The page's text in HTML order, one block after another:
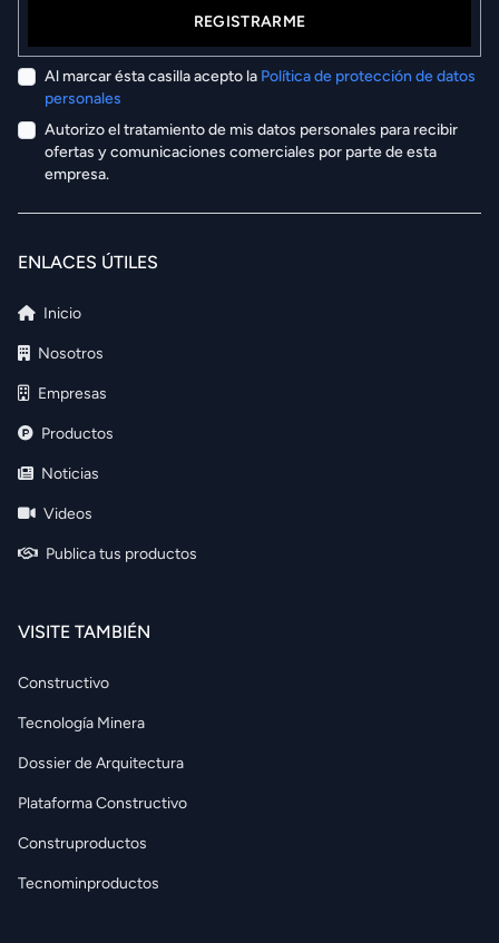
REGISTRARME
Al marcar ésta casilla acepto la Política de protección de datos
personales
Autorizo el tratamiento de mis datos personales para recibir
ofertas y comunicaciones comerciales por parte de esta
empresa.
ENLACES ÚTILES
Inicio
Nosotros
Empresas
Productos
Noticias
Videos
Publica tus productos
VISITE TAMBIÉN
Constructivo
Tecnología Minera
Dossier de Arquitectura
Plataforma Constructivo
Construproductos
Tecnominproductos